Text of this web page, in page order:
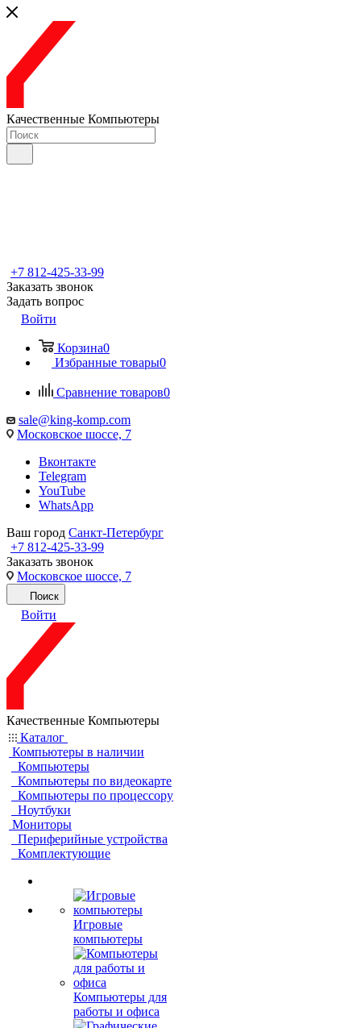
Качественные Компьютеры
+7 812-425-33-99
Заказать звонок
Задать вопрос
Войти
Корзина0
Избранные товары0
Сравнение товаров0
sale@king-komp.com
Московское шоссе, 7
Вконтакте
Telegram
YouTube
WhatsApp
Ваш город Санкт-Петербург
+7 812-425-33-99
Заказать звонок
Московское шоссе, 7
Поиск
Войти
Качественные Компьютеры
Каталог
Компьютеры в наличии
Компьютеры
Компьютеры по видеокарте
Компьютеры по процессору
Ноутбуки
Мониторы
Периферийные устройства
Комплектующие
Игровые
компьютеры
Компьютеры для
работы и офиса